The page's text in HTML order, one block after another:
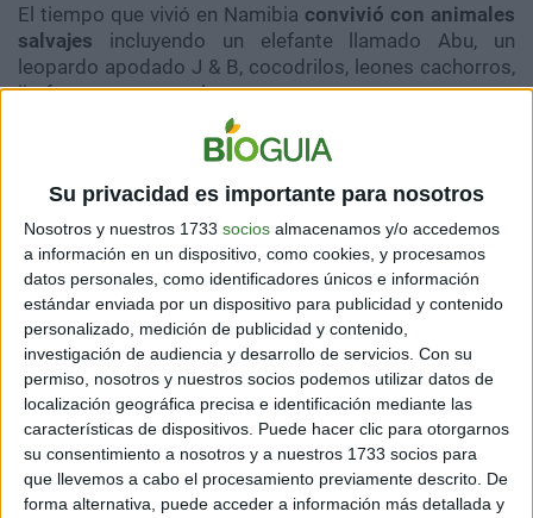
Su privacidad es importante para nosotros
Nosotros y nuestros 1733 socios almacenamos y/o accedemos
a información en un dispositivo, como cookies, y procesamos
datos personales, como identificadores únicos e información
estándar enviada por un dispositivo para publicidad y contenido
personalizado, medición de publicidad y contenido,
investigación de audiencia y desarrollo de servicios. Con su
permiso, nosotros y nuestros socios podemos utilizar datos de
localización geográfica precisa e identificación mediante las
características de dispositivos. Puede hacer clic para otorgarnos
su consentimiento a nosotros y a nuestros 1733 socios para
que llevemos a cabo el procesamiento previamente descrito. De
forma alternativa, puede acceder a información más detallada y
El tiempo que vivió en Namibia convivió con animales
salvajes incluyendo un elefante llamado Abu, un
leopardo apodado J & B, cocodrilos, leones cachorros,
jirafas, ranas y camaleones.
Igualmente convivió con los miembros de la tribu
Himba del Kalahari, quienesle enseñaron a sobrevivir
alimentándose de raíces y bayas, y a hablar su
idioma.
Por motivo laboral de sus padres, Tippi se trasladó a
Madagascar y luego a Francia.​ Su regreso a este país
coincidió con la separación de sus padres.
Sin embargo, Tippi siente un gran cariño por sus
padres yles agradece el tipo de vida que le dieron de
pequeña.En medios españoles, Tippi declaró:“Ellos
me han enseñado el respeto a la naturaleza y a los
animales, me han enseñado la esencia de la vida, la
felicidad sencilla”.